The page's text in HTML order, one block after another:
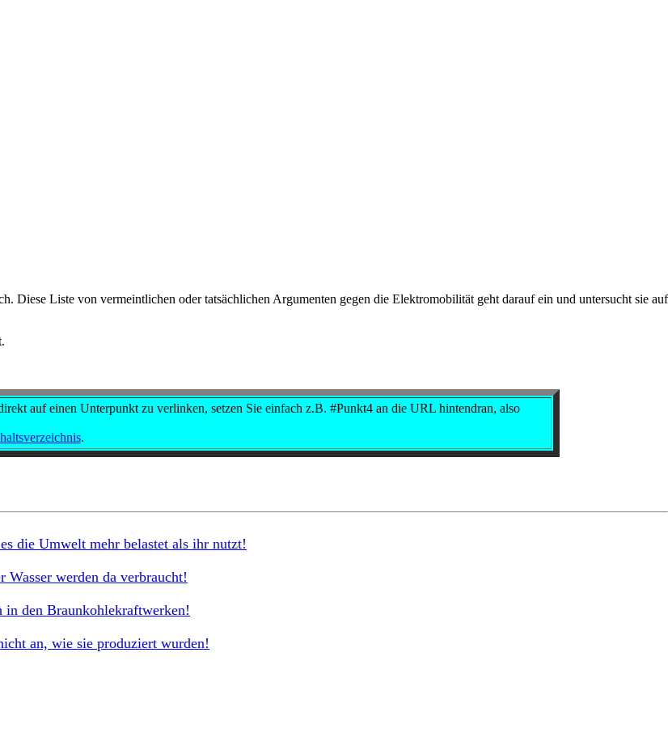
Diese Liste von vermeintlichen oder tatsächlichen Argumenten gegen die Elektromobilität geht darauf ein und untersucht sie auf
auf einen Unterpunkt zu verlinken, setzen Sie einfach z.B. #Punkt4 an die URL hintendran, also
.
die Umwelt mehr belastet als ihr nutzt!
werden da verbraucht!
den Braunkohlekraftwerken!
an, wie sie produziert wurden!